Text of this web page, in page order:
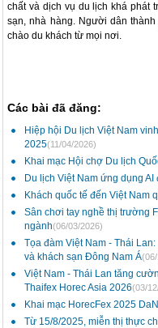
chất và dịch vụ du lịch khá phát
sạn, nhà hàng. Người dân
chào du khách từ mọi nơi.
Các bài đã đăng:
Hiệp hội Du lịch Việt Nam
2025(11/04/2026)
Khai mạc Hội chợ Du lịch
Du lịch Việt Nam ứng dụng
Khách quốc tế đến Việt Nam
Sân chơi tay nghề thị trường
ngành(06/03/2026)
Tọa đàm Việt Nam - Thái
và khách sạn Đông Nam Á
Việt Nam - Thái Lan tăng
Thaifex Horec Asia 2026(03/
Khai mạc HorecFex 2025
Từ 15/8/2025, miễn thị thực